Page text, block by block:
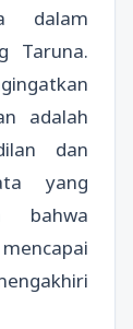
dalam
Taruna.
adalah
dan
yang
bahwa